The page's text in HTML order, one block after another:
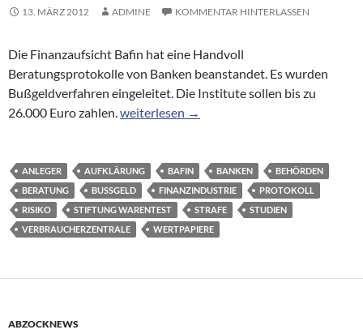
13. MÄRZ 2012 ADMINE KOMMENTAR HINTERLASSEN
Die Finanzaufsicht Bafin hat eine Handvoll
Beratungsprotokolle von Banken beanstandet. Es wurden
Bußgeldverfahren eingeleitet. Die Institute sollen bis zu
26.000 Euro zahlen.Beratungsprotokolle: Finanzaufsicht
weiterlesen →
ANLEGER AUFKLÄRUNG BAFIN BANKEN
BEHÖRDEN
BERATUNG
BUSSGELD FINANZINDUSTRIE
PROTOKOLL
RISIKO
STIFTUNG WARENTEST STRAFE
STUDIEN
VERBRAUCHERZENTRALE
WERTPAPIERE
ABZOCKNEWS